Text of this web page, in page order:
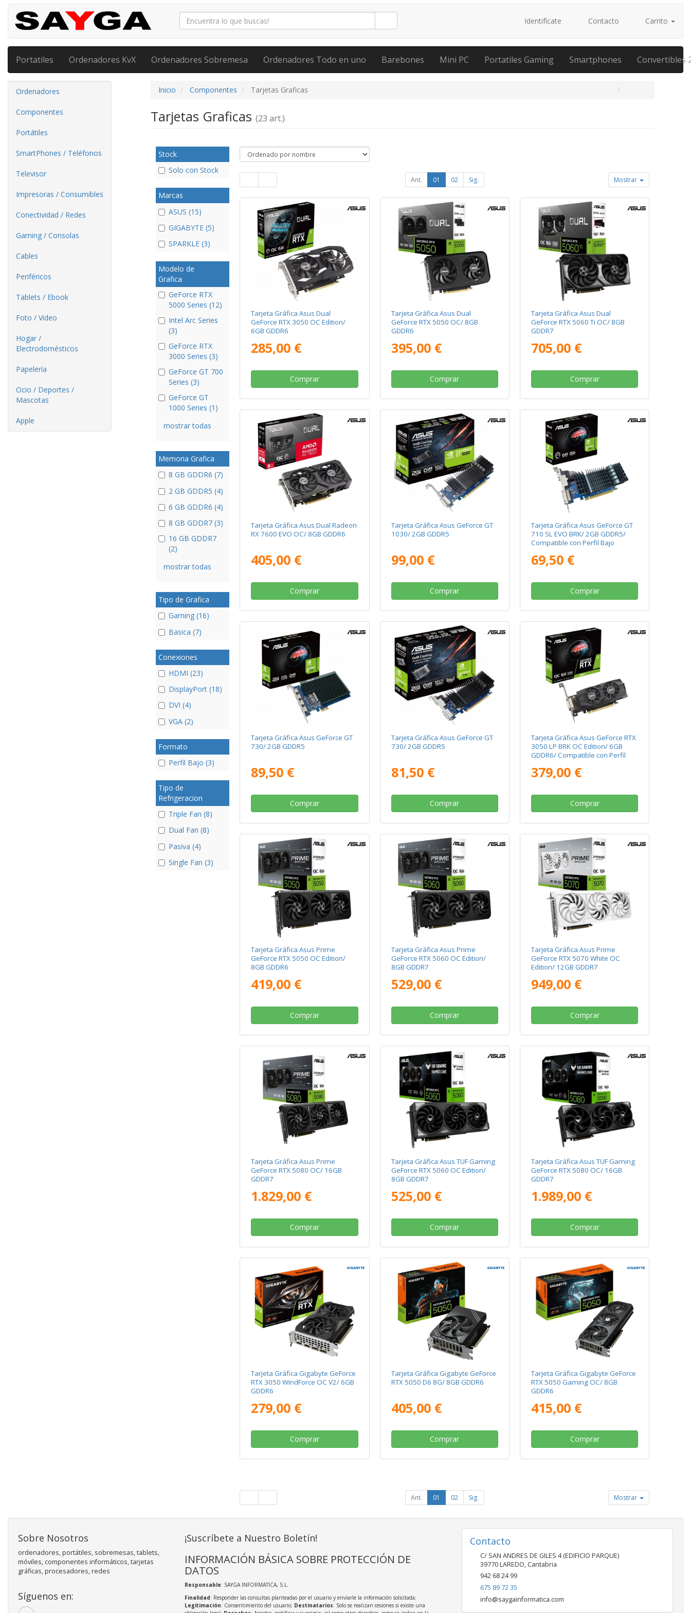
Identifícate Contacto Carrito
Portatiles Ordenadores KvX Ordenadores Sobremesa Ordenadores Todo en uno Barebones Mini PC Portatiles Gaming Smartphones Convertibles
Ordenadores
Componentes
Portátiles
SmartPhones / Teléfonos
Televisor
Impresoras / Consumibles
Conectividad / Redes
Gaming / Consolas
Cables
Periféricos
Tablets / Ebook
Foto / Video
Hogar /
Electrodomésticos
Papelería
Ocio / Deportes /
Mascotas
Apple
Inicio Componentes Tarjetas Graficas
Tarjetas Graficas (23 art.)
Stock
Solo con Stock
Marcas
ASUS (15)
GIGABYTE (5)
SPARKLE (3)
Modelo de
Grafica
GeForce RTX
5000 Series (12)
Intel Arc Series
(3)
GeForce RTX
3000 Series (3)
GeForce GT 700
Series (3)
GeForce GT
1000 Series (1)
mostrar todas
Memoria Grafica
8 GB GDDR6 (7)
2 GB GDDR5 (4)
6 GB GDDR6 (4)
8 GB GDDR7 (3)
16 GB GDDR7
(2)
mostrar todas
Tipo de Grafica
Gaming (16)
Basica (7)
Conexiones
HDMI (23)
DisplayPort (18)
DVI (4)
VGA (2)
Formato
Perfil Bajo (3)
Tipo de
Refrigeracion
Triple Fan (8)
Dual Fan (8)
Pasiva (4)
Single Fan (3)
Ant. 01 02 Sig. Mostrar
Tarjeta Gráfica Asus Dual
GeForce RTX 3050 OC Edition/
6GB GDDR6
285,00 €
Comprar
Tarjeta Gráfica Asus Dual
GeForce RTX 5050 OC/ 8GB
GDDR6
395,00 €
Comprar
Tarjeta Gráfica Asus Dual
GeForce RTX 5060 Ti OC/ 8GB
GDDR7
705,00 €
Comprar
Tarjeta Gráfica Asus Dual Radeon
RX 7600 EVO OC/ 8GB GDDR6
405,00 €
Comprar
Tarjeta Gráfica Asus GeForce GT
1030/ 2GB GDDR5
99,00 €
Comprar
Tarjeta Gráfica Asus GeForce GT
710 SL EVO BRK/ 2GB GDDR5/
Compatible con Perfil Bajo
69,50 €
Comprar
Tarjeta Gráfica Asus GeForce GT
730/ 2GB GDDR5
89,50 €
Comprar
Tarjeta Gráfica Asus GeForce GT
730/ 2GB GDDR5
81,50 €
Comprar
Tarjeta Gráfica Asus GeForce RTX
3050 LP BRK OC Edition/ 6GB
GDDR6/ Compatible con Perfil
379,00 €
Comprar
Tarjeta Gráfica Asus Prime
GeForce RTX 5050 OC Edition/
8GB GDDR6
419,00 €
Comprar
Tarjeta Gráfica Asus Prime
GeForce RTX 5060 OC Edition/
8GB GDDR7
529,00 €
Comprar
Tarjeta Gráfica Asus Prime
GeForce RTX 5070 White OC
Edition/ 12GB GDDR7
949,00 €
Comprar
Tarjeta Gráfica Asus Prime
GeForce RTX 5080 OC/ 16GB
GDDR7
1.829,00 €
Comprar
Tarjeta Gráfica Asus TUF Gaming
GeForce RTX 5060 OC Edition/
8GB GDDR7
525,00 €
Comprar
Tarjeta Gráfica Asus TUF Gaming
GeForce RTX 5080 OC/ 16GB
GDDR7
1.989,00 €
Comprar
Tarjeta Gráfica Gigabyte GeForce
RTX 3050 WindForce OC V2/ 6GB
GDDR6
279,00 €
Comprar
Tarjeta Gráfica Gigabyte GeForce
RTX 5050 D6 8G/ 8GB GDDR6
405,00 €
Comprar
Tarjeta Gráfica Gigabyte GeForce
RTX 5050 Gaming OC/ 8GB
GDDR6
415,00 €
Comprar
Ant. 01 02 Sig. Mostrar
Sobre Nosotros
ordenadores, portátiles, sobremesas, tablets,
móviles, componentes informáticos, tarjetas
gráficas, procesadores, redes
Síguenos en:
¡Suscríbete a Nuestro Boletín!
INFORMACIÓN BÁSICA SOBRE PROTECCIÓN DE
DATOS
Responsable: SAYGA INFORMATICA, S.L.
Finalidad: Responder las consultas planteadas por el usuario y enviarle la información solicitada;
Legitimación: Consentimiento del usuario; Destinatarios: Solo se realizan cesiones si existe una
Contacto
C/ SAN ANDRES DE GILES 4 (EDIFICIO PARQUE)
39770LAREDO, Cantabria
942 68 24 99
675 89 72 35
info@saygainformatica.com